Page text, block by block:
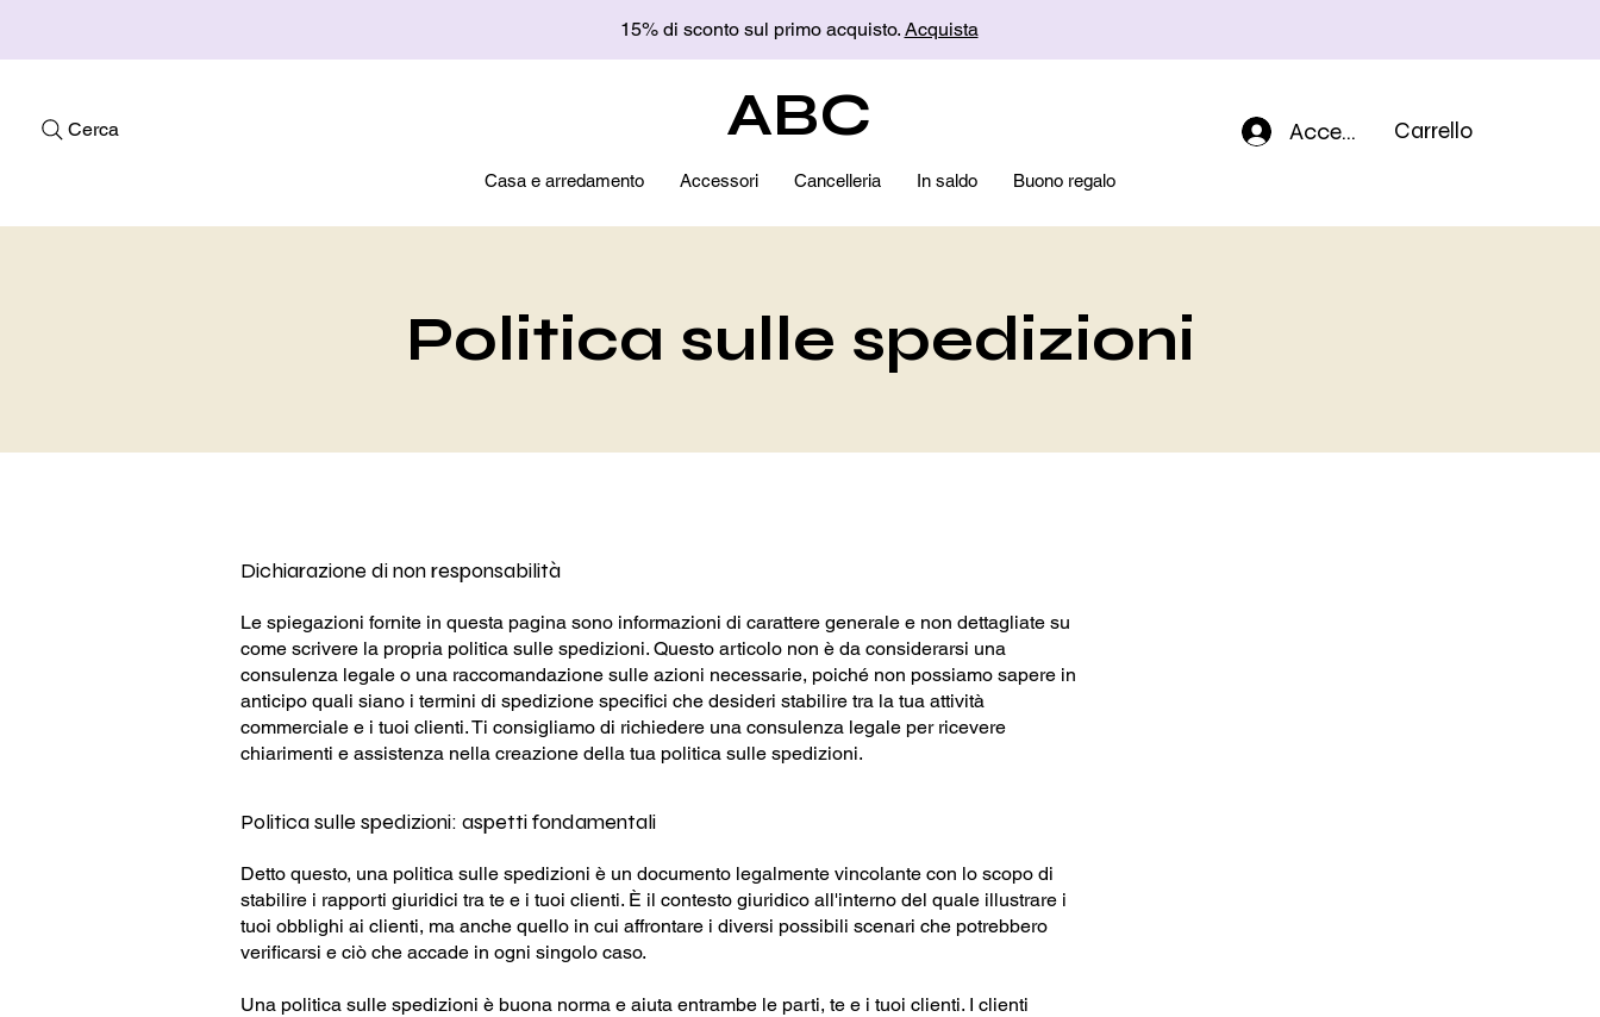
15% di sconto sul primo acquisto. Acquista
Cerca ABC Accedi Carrello
Casa e arredamento Accessori Cancelleria In saldo Buono regalo
Politica sulle spedizioni
Dichiarazione di non responsabilità
Le spiegazioni fornite in questa pagina sono informazioni di carattere generale e non dettagliate su
come scrivere la propria politica sulle spedizioni. Questo articolo non è da considerarsi una
consulenza legale o una raccomandazione sulle azioni necessarie, poiché non possiamo sapere in
anticipo quali siano i termini di spedizione specifici che desideri stabilire tra la tua attività
commerciale e i tuoi clienti. Ti consigliamo di richiedere una consulenza legale per ricevere
chiarimenti e assistenza nella creazione della tua politica sulle spedizioni.
Politica sulle spedizioni: aspetti fondamentali
Detto questo, una politica sulle spedizioni è un documento legalmente vincolante con lo scopo di
stabilire i rapporti giuridici tra te e i tuoi clienti. È il contesto giuridico all'interno del quale illustrare i
tuoi obblighi ai clienti, ma anche quello in cui affrontare i diversi possibili scenari che potrebbero
verificarsi e ciò che accade in ogni singolo caso.
Una politica sulle spedizioni è buona norma e aiuta entrambe le parti, te e i tuoi clienti. I clienti